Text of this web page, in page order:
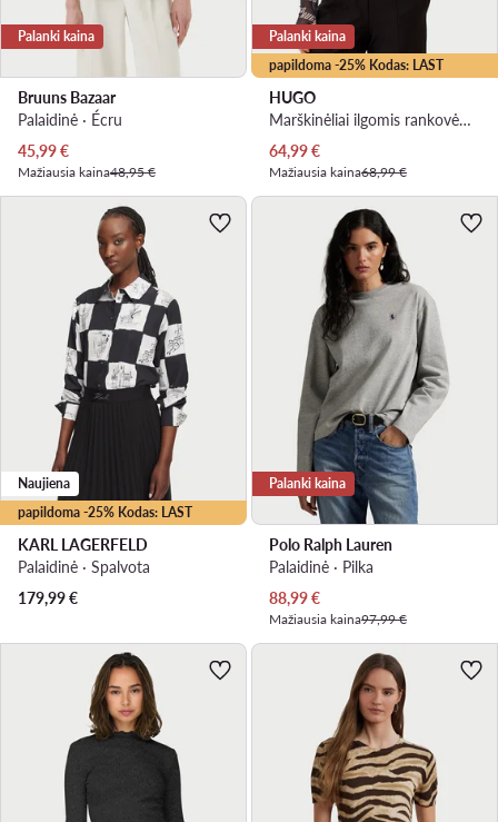
Palanki kaina
Bruuns Bazaar
Palaidinė · Écru
Dabartinė kaina
45,99€
Mažiausia kaina48,95 €
papildoma -25% Kodas: LAST
Palanki kaina
HUGO
Marškinėliai ilgomis rankovėmis · Juoda
Dabartinė kaina
64,99€
Mažiausia kaina68,99 €
papildoma -25% Kodas: LAST
Naujiena
KARL LAGERFELD
Palaidinė · Spalvota
179,99€
Palanki kaina
Polo Ralph Lauren
Palaidinė · Pilka
Dabartinė kaina
88,99€
Mažiausia kaina97,99 €